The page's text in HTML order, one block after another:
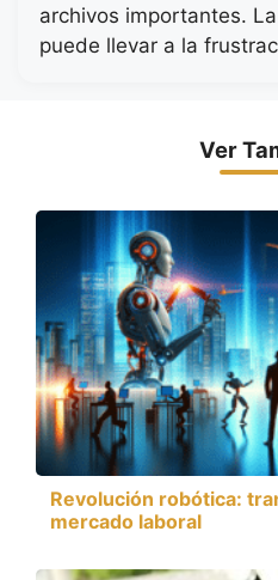
archivos importantes.
puede llevar a la
Ver
Revolución robótica:
mercado laboral